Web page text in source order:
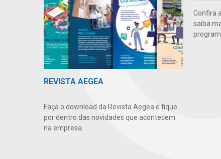
REVISTA AEGEA
Faça o download da Revista Aegea e fique
por dentro das novidades que acontecem
na empresa.
Confira
saiba